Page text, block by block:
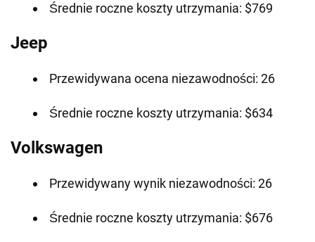
Średnie roczne koszty utrzymania: $769
Jeep
Przewidywana ocena niezawodności: 26
Średnie roczne koszty utrzymania: $634
Volkswagen
Przewidywany wynik niezawodności: 26
Średnie roczne koszty utrzymania: $676